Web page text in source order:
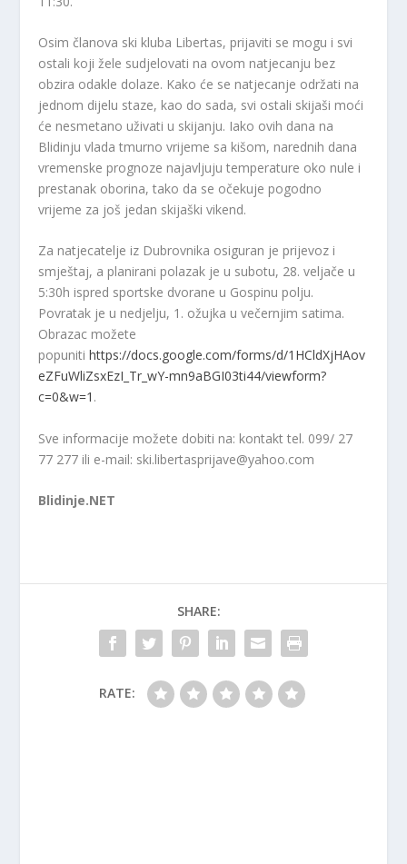
Osim članova ski kluba Libertas, prijaviti se mogu i svi
ostali koji žele sudjelovati na ovom natjecanju bez
obzira odakle dolaze. Kako će se natjecanje održati na
jednom dijelu staze, kao do sada, svi ostali skijaši moći
će nesmetano uživati u skijanju. Iako ovih dana na
Blidinju vlada tmurno vrijeme sa kišom, narednih dana
vremenske prognoze najavljuju temperature oko nule i
prestanak oborina, tako da se očekuje pogodno
vrijeme za još jedan skijaški vikend.
Za natjecatelje iz Dubrovnika osiguran je prijevoz i
smještaj, a planirani polazak je u subotu, 28. veljače u
5:30h ispred sportske dvorane u Gospinu polju.
Povratak je u nedjelju, 1. ožujka u večernjim satima.
Obrazac možete
popunitihttps://docs.google.com/forms/d/1HCldXjHAov
eZFuWliZsxEzI_Tr_wY-mn9aBGI03ti44/viewform?
c=0&w=1 .
Sve informacije možete dobiti na: kontakt tel. 099/ 27
77 277 ili e-mail: ski.libertasprijave@yahoo.com
Blidinje.NET
SHARE:
RATE: